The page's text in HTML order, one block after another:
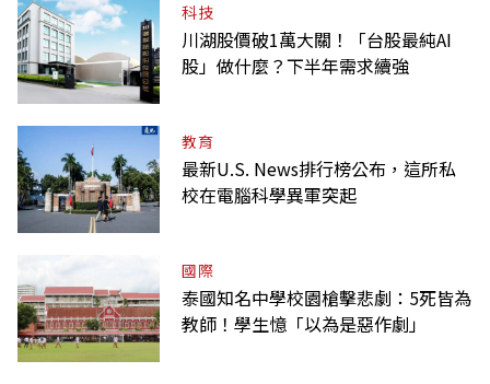
科技
川湖股價破1萬大關！「台股最純AI
股」做什麼？下半年需求續強
教育
最新U.S. News排行榜公布，這所私
校在電腦科學異軍突起
國際
泰國知名中學校園槍擊悲劇：5死皆為
教師！學生憶「以為是惡作劇」